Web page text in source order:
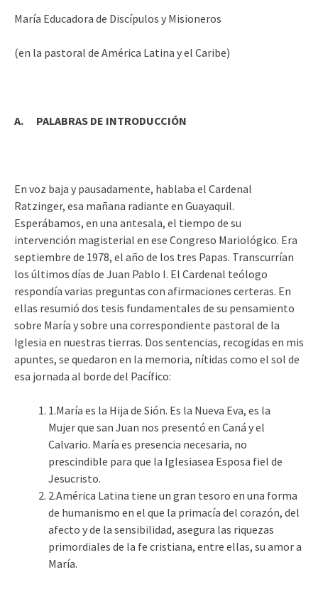
María Educadora de Discípulos y Misioneros
(en la pastoral de América Latina y el Caribe)
A. PALABRAS DE INTRODUCCIÓN
En voz baja y pausadamente, hablaba el Cardenal
Ratzinger, esa mañana radiante en Guayaquil.
Esperábamos, en una antesala, el tiempo de su
intervención magisterial en ese Congreso Mariológico. Era
septiembre de 1978, el año de los tres Papas. Transcurrían
los últimos días de Juan Pablo I. El Cardenal teólogo
respondía varias preguntas con afirmaciones certeras. En
ellas resumió dos tesis fundamentales de su pensamiento
sobre María y sobre una correspondiente pastoral de la
Iglesia en nuestras tierras. Dos sentencias, recogidas en mis
apuntes, se quedaron en la memoria, nítidas como el sol de
esa jornada al borde del Pacífico:
1.María es la Hija de Sión. Es la Nueva Eva, es la
Mujer que san Juan nos presentó en Caná y el
Calvario. María es presencia necesaria, no
prescindible para que la Iglesiasea Esposa fiel de
Jesucristo.
2.América Latina tiene un gran tesoro en una forma
de humanismo en el que la primacía del corazón, del
afecto y de la sensibilidad, asegura las riquezas
primordiales de la fe cristiana, entre ellas, su amor a
María.